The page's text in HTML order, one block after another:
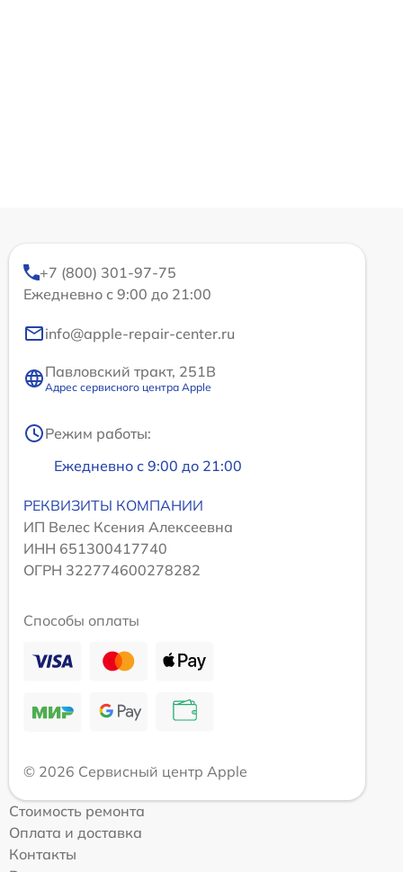
+7 (800) 301-97-75
Ежедневно с 9:00 до 21:00
info@apple-repair-center.ru
Павловский тракт, 251В
Адрес сервисного центра Apple
Режим работы:
Ежедневно с 9:00 до 21:00
РЕКВИЗИТЫ КОМПАНИИ
ИП Велес Ксения Алексеевна
ИНН 651300417740
ОГРН 322774600278282
Способы оплаты
© 2026 Сервисный центр Apple
Стоимость ремонта
Оплата и доставка
Контакты